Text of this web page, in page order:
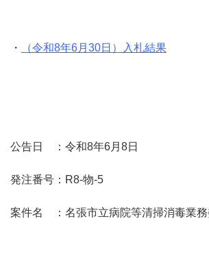
・ （令和8年6月30日）入札結果
公告日 ：令和8年6月8日
発注番号：R8-物-5
案件名 ：名張市立病院等清掃消毒業務